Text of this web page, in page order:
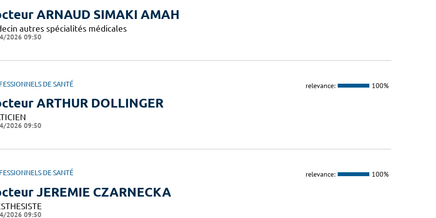
ARNAUD SIMAKI AMAH
autres spécialités médicales
2026 09:50
DE SANTÉ relevance: 100%
ARTHUR DOLLINGER
2026 09:50
DE SANTÉ relevance: 100%
JEREMIE CZARNECKA
2026 09:50